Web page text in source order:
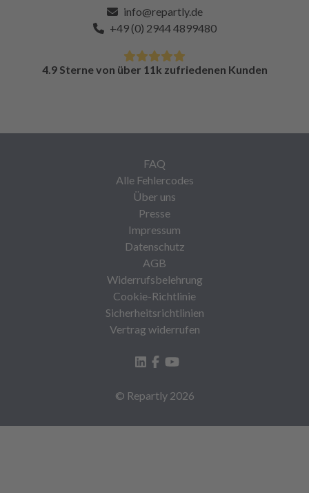
info@repartly.de
+49 (0) 2944 4899480
4.9 Sterne von über 11k zufriedenen Kunden
FAQ
Alle Fehlercodes
Über uns
Presse
Impressum
Datenschutz
AGB
Widerrufsbelehrung
Cookie-Richtlinie
Sicherheitsrichtlinien
Vertrag widerrufen
© Repartly 2026